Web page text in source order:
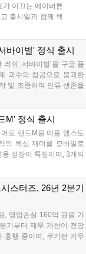
이끄는 에이버튼
출시일과 함께 핵
. 캐릭터명 선점은
바이벌' 정식 출시
러쉬: 서바이벌’을 구글 플
괴수의 침공으로 붕괴한
및 조종하며 인류 생존을
연맹 협동 콘텐츠가 특징
티에서 확인 가능하다....
M' 정식 출시
로 랜드M을 애플 앱스토
의 핵심 재미를 모바일로
성장이 특징이며, 3개의
다양한 콘텐츠를 제공한
확인할 수 있다. 이용자
을 지원받을 수 있다....
스터즈, 26년 2분기
, 영업손실 160억 원을 기
기부터 재무 개선이 전망
흥행 중이며, 쿠키런 키우
콘텐츠를 제공한다. 또한